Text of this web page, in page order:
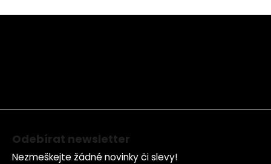
Z
Odebírat newsletter
Nezmeškejte žádné novinky či slevy!